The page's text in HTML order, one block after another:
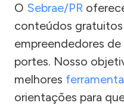
O Sebrae/PR
conteúdos gratuitos
empreendedores
portes. Nosso
melhores
orientações para